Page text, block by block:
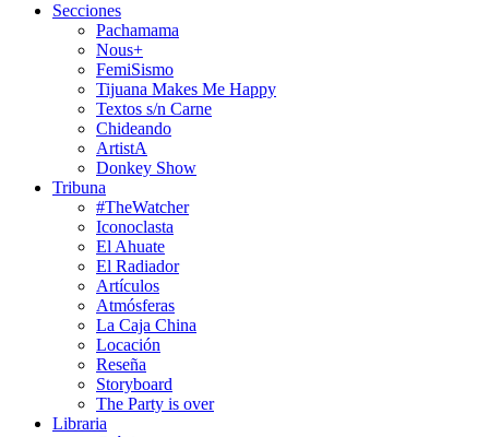
Secciones
Pachamama
Nous+
FemiSismo
Tijuana Makes Me Happy
Textos s/n Carne
Chideando
ArtistA
Donkey Show
Tribuna
#TheWatcher
Iconoclasta
El Ahuate
El Radiador
Artículos
Atmósferas
La Caja China
Locación
Reseña
Storyboard
The Party is over
Libraria